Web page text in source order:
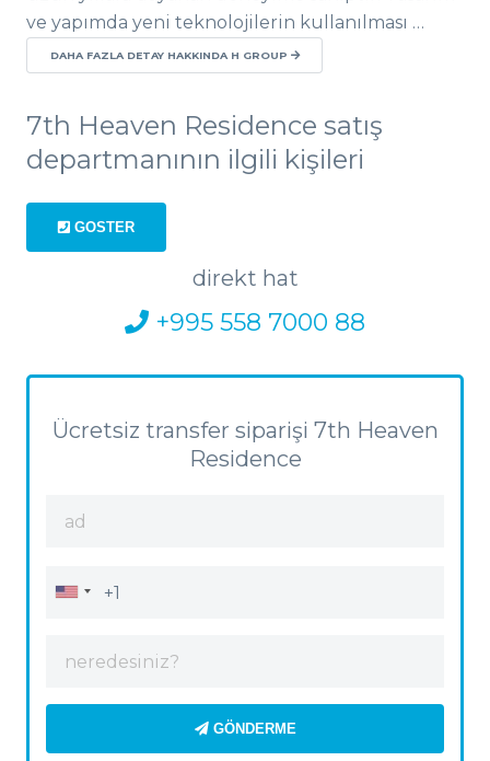
ve yapımda yeni teknolojilerin kullanılması …
DAHA FAZLA DETAY HAKKINDA H GROUP
7th Heaven Residence satış
departmanının ilgili kişileri
GOSTER
direkt hat
+995 558 7000 88
Ücretsiz transfer siparişi 7th Heaven
Residence
GÖNDERME